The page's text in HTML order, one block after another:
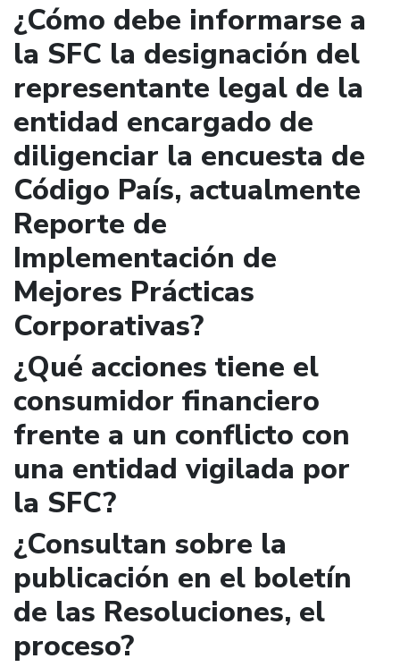
¿Cómo debe informarse a
la SFC la designación del
representante legal de la
entidad encargado de
diligenciar la encuesta de
Código País, actualmente
Reporte de
Implementación de
Mejores Prácticas
Corporativas?
¿Qué acciones tiene el
consumidor financiero
frente a un conflicto con
una entidad vigilada por
la SFC?
¿Consultan sobre la
publicación en el boletín
de las Resoluciones, el
proceso?